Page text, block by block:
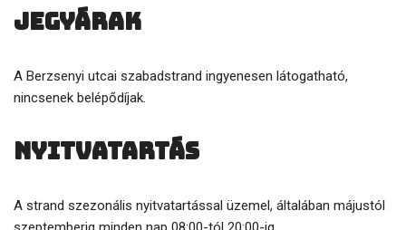
Jegyárak
A Berzsenyi utcai szabadstrand ingyenesen látogatható,
nincsenek belépődíjak.
Nyitvatartás
A strand szezonális nyitvatartással üzemel, általában májustól